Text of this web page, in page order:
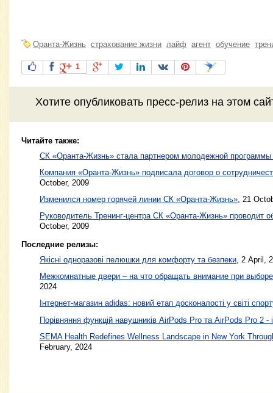
Оранта-Жизнь страхование жизни лайф агент обучение
1
Хотите опубликовать пресс-релизна этом
Читайте также:
СК «Оранта-Жизнь» стала партнером молодежной
Компания «Оранта-Жизнь» подписала договор о
October, 2009
Изменился номер горячей линии СК «Оранта-Жизнь», 21
Руководитель Тренинг-центра СК «Оранта-Жизнь» проводит
October, 2009
Последние релизы:
Якісні одноразові пелюшки для комфорту та безпеки , 2 April,
Межкомнатные двери – на что обращать внимание при
2024
Інтернет-магазин adidas: новий етап досконалості у світі
Порівняння функцій навушників AirPods Pro та AirPods Pro 2 -
SEMA Health Redefines Wellness Landscape in New York
February, 2024